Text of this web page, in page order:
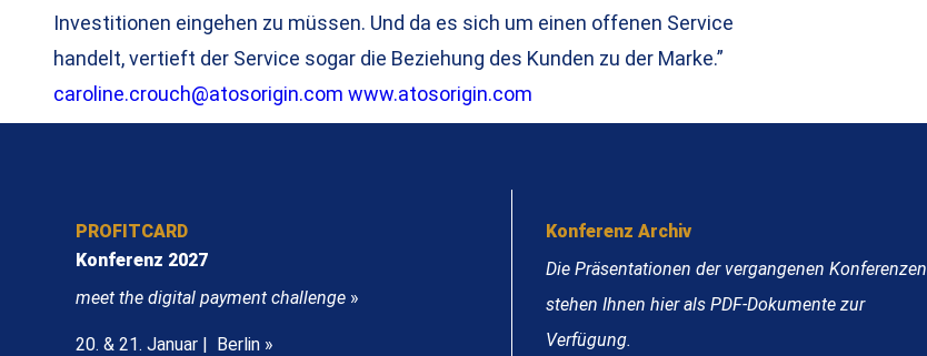
Investitionen eingehen zu müssen. Und da es sich um einen offenen Service
handelt, vertieft der Service sogar die Beziehung des Kunden zu der Marke.”
caroline.crouch@atosorigin.com www.atosorigin.com
PROFITCARD
Konferenz 2027
meet the digital payment challenge »
20. & 21. Januar | Berlin »
Konferenz Archiv
Die Präsentationen der vergangenen Konferenzen
stehen Ihnen hier als PDF-Dokumente zur
Verfügung.